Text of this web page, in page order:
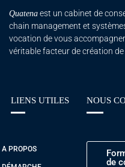
Quatena est un cabinet de
chain management et
vocation de vous
véritable facteur de création
LIENS UTILES
A PROPOS
NOUS
de